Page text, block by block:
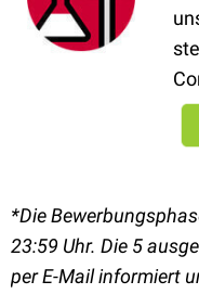
*Die
23:59 Uhr. Die 5
per E-Mail informiert